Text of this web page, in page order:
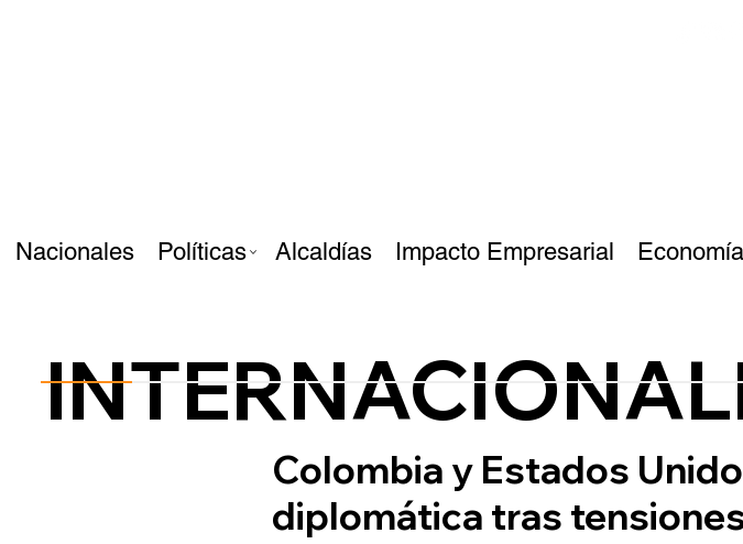
Nacionales Políticas Alcaldías Impacto Empresarial Economía
Colombia y Estados
diplomática tras